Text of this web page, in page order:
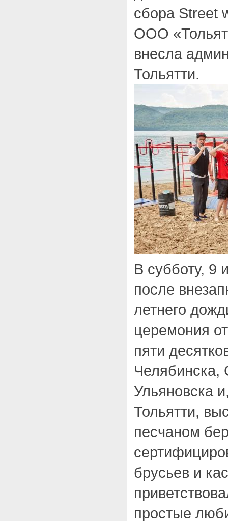
сбора Street
ООО
внесла
Тольятти.
В субботу, 9
после
летнего
церемония
пяти
Ульяновска
Тольятти,
песчаном
брусьев и
простые